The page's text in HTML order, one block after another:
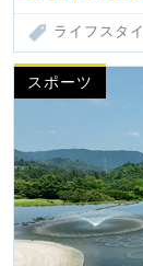
ライフスタ
スポーツ